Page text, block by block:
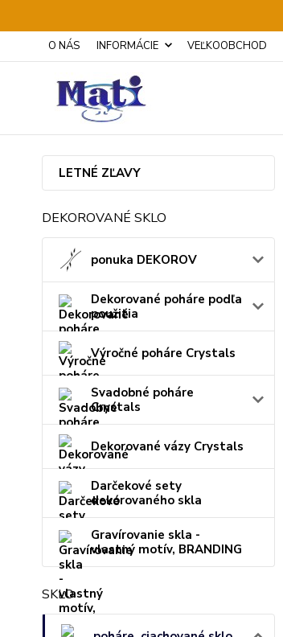
O NÁS INFORMÁCIE VEĽKOOBCHOD
LETNÉ ZĽAVY
DEKOROVANÉ SKLO
ponuka DEKOROV
Dekorované poháre podľa
použitia
Výročné poháre Crystals
Svadobné poháre
Crystals
Dekorované vázy Crystals
Darčekové sety
dekorovaného skla
Gravírovanie skla -
vlastný motív, BRANDING
SKLO